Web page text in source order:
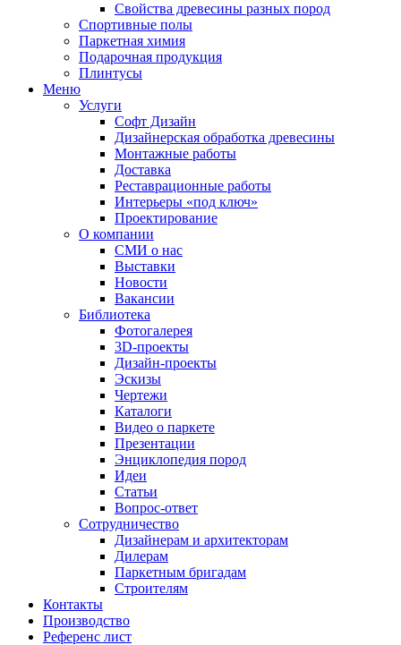
Свойства древесины разных пород
Спортивные полы
Паркетная химия
Подарочная продукция
Плинтусы
Меню
Услуги
Софт Дизайн
Дизайнерская обработка древесины
Монтажные работы
Доставка
Реставрационные работы
Интерьеры «под ключ»
Проектирование
О компании
СМИ о нас
Выставки
Новости
Вакансии
Библиотека
Фотогалерея
3D-проекты
Дизайн-проекты
Эскизы
Чертежи
Каталоги
Видео о паркете
Презентации
Энциклопедия пород
Идеи
Статьи
Вопрос-ответ
Сотрудничество
Дизайнерам и архитекторам
Дилерам
Паркетным бригадам
Строителям
Контакты
Производство
Референс лист